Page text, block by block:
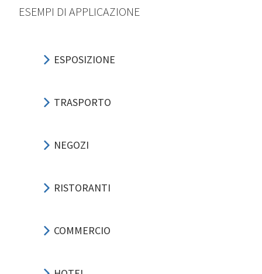
ESEMPI DI APPLICAZIONE
ESPOSIZIONE
TRASPORTO
NEGOZI
RISTORANTI
COMMERCIO